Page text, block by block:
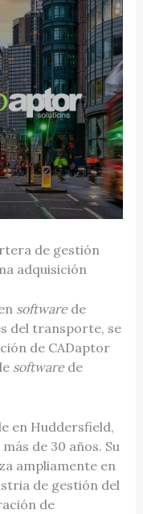
de gestión
adquisición
software de
del transporte, se
de CADaptor
software de
en Huddersfield,
de 30 años. Su
ampliamente en
de gestión del
de